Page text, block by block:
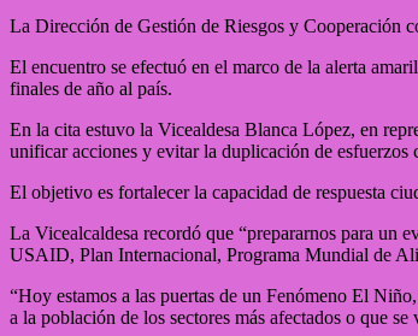
La Dirección de Gestión de Riesgos y Cooperación
El encuentro se efectuó en el marco de la alerta
finales de año al país.
En la cita estuvo la Vicealdesa Blanca López, en
unificar acciones y evitar la duplicación de esfuerzos
El objetivo es fortalecer la capacidad de respuesta
La Vicealcaldesa recordó que “prepararnos para un
USAID, Plan Internacional, Programa Mundial de
“Hoy estamos a las puertas de un Fenómeno El
a la población de los sectores más afectados o que